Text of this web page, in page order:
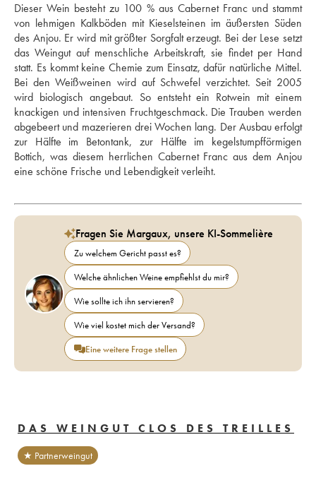
Dieser Wein besteht zu 100 % aus Cabernet Franc und stammt
von lehmigen Kalkböden mit Kieselsteinen im äußersten Süden
des Anjou. Er wird mit größter Sorgfalt erzeugt. Bei der Lese setzt
das Weingut auf menschliche Arbeitskraft, sie findet per Hand
statt. Es kommt keine Chemie zum Einsatz, dafür natürliche Mittel.
Bei den Weißweinen wird auf Schwefel verzichtet. Seit 2005
wird biologisch angebaut. So entsteht ein Rotwein mit einem
knackigen und intensiven Fruchtgeschmack. Die Trauben werden
abgebeert und mazerieren drei Wochen lang. Der Ausbau erfolgt
zur Hälfte im Betontank, zur Hälfte im kegelstumpfförmigen
Bottich, was diesem herrlichen Cabernet Franc aus dem Anjou
eine schöne Frische und Lebendigkeit verleiht.
Fragen Sie Margaux, unsere KI-Sommelière
Zu welchem Gericht passt es?
Welche ähnlichen Weine empfiehlst du mir?
Wie sollte ich ihn servieren?
Wie viel kostet mich der Versand?
Eine weitere Frage stellen
DAS WEINGUT CLOS DES TREILLES
★ Partnerweingut